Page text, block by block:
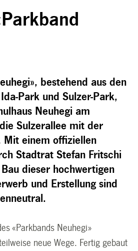
bestehend aus den
Park und Sulzer-Park,
Neuhegi am
Sulzerallee mit der
Mit einem offiziellen
Stadtrat Stefan Fritschi
dieser hochwertigen
und Erstellung sind
«Parkbands Neuhegi»
neue Wege. Fertig gebaut